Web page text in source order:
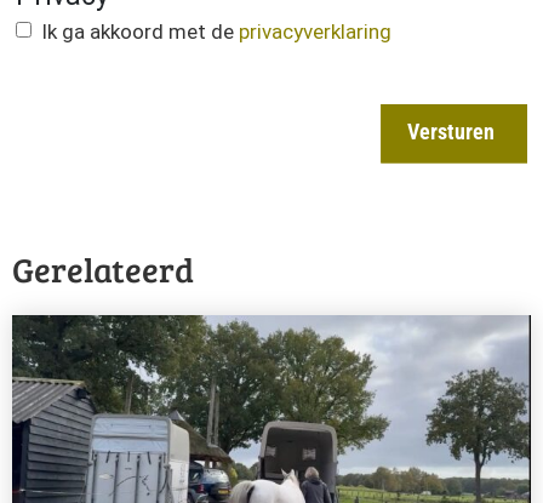
Ik ga akkoord met de privacyverklaring
Versturen
Gerelateerd